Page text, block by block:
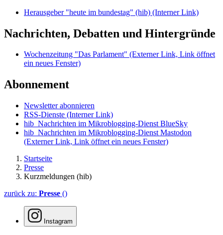
Herausgeber "heute im bundestag" (hib) (Interner Link)
Nachrichten, Debatten und Hintergründe
Wochenzeitung "Das Parlament" (Externer Link, Link öffnet
ein neues Fenster)
Abonnement
Newsletter abonnieren
RSS-Dienste (Interner Link)
hib_Nachrichten im Mikroblogging-Dienst BlueSky
hib_Nachrichten im Mikroblogging-Dienst Mastodon
(Externer Link, Link öffnet ein neues Fenster)
Startseite
Presse
Kurzmeldungen (hib)
zurück zu: Presse ()
Instagram